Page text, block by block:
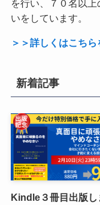
を行い、７０名以
いをしています。
＞＞詳しくはこちら
新着記事
Kindle３冊目出版し